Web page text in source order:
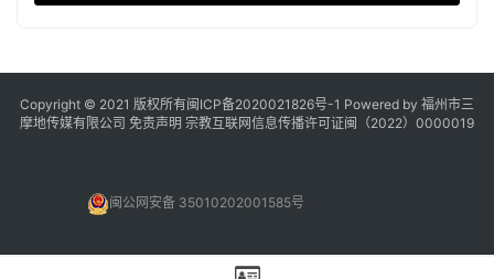
Copyright © 2021 版权所有闽ICP备2020021826号-1 Powered by 福州市三
摩地传媒有限公司 免责声明 宗教互联网信息传播许可证闽（2022）0000019
闽公网安备 35010202001585号